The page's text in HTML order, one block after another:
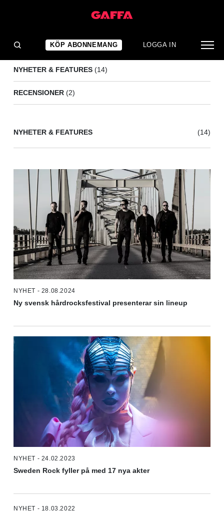
KÖP ABONNEMANG LOGGA IN
NYHETER & FEATURES (14)
RECENSIONER (2)
NYHETER & FEATURES (14)
NYHET - 28.08.2024
Ny svensk hårdrocksfestival presenterar sin lineup
NYHET - 24.02.2023
Sweden Rock fyller på med 17 nya akter
NYHET - 18.03.2022